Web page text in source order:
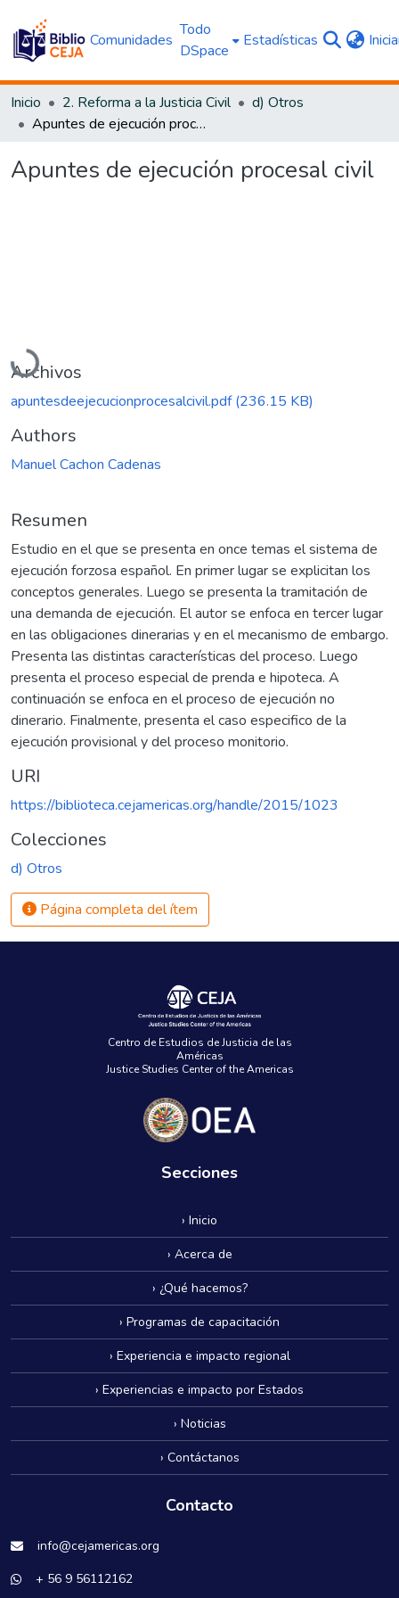
Comunidades
Todo
DSpace
Estadísticas
Inicio 2. Reforma a la Justicia Civil
d) Otros
Apuntes de ejecución procesal civil
Apuntes de ejecución procesal civil
Cargando...
Archivos
apuntesdeejecucionprocesalcivil.pdf(236.15 KB)
Authors
Manuel Cachon Cadenas
Resumen
Estudio en el que se presenta en once temas el sistema de
ejecución forzosa español. En primer lugar se explicitan los
conceptos generales. Luego se presenta la tramitación de
una demanda de ejecución. El autor se enfoca en tercer lugar
en las obligaciones dinerarias y en el mecanismo de embargo.
Presenta las distintas características del proceso. Luego
presenta el proceso especial de prenda e hipoteca. A
continuación se enfoca en el proceso de ejecución no
dinerario. Finalmente, presenta el caso especifico de la
ejecución provisional y del proceso monitorio.
URI
https://biblioteca.cejamericas.org/handle/2015/1023
Colecciones
d) Otros
Página completa del ítem
Centro de Estudios de Justicia de las
Américas
Justice Studies Center of the Americas
Secciones
› Inicio
› Acerca de
› ¿Qué hacemos?
› Programas de capacitación
› Experiencia e impacto regional
› Experiencias e impacto por Estados
› Noticias
› Contáctanos
Contacto
info@cejamericas.org
+ 56 9 56112162